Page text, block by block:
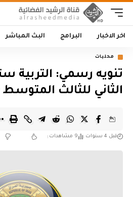
اخر الاخبار البرامج البث المباشر
محليات
تنويه رسمي: التربية
الثاني للثالث
قبل 4 سنوات 9 مشاهدات